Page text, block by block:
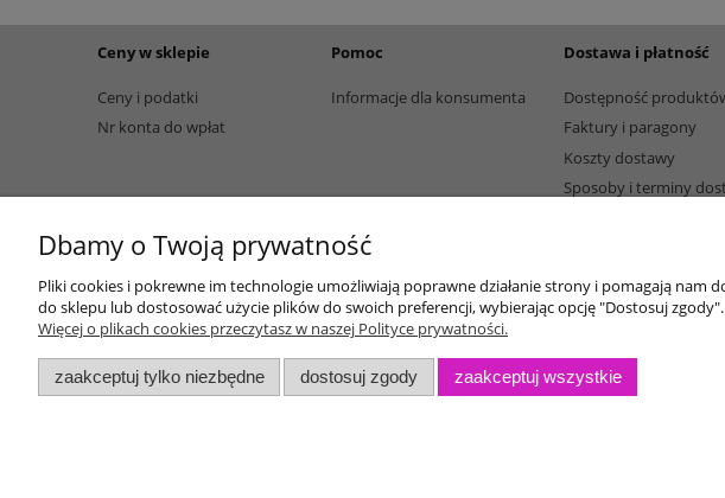
Ceny w sklepie
Ceny i podatki
Nr konta do wpłat
Pomoc
Informacje dla konsumenta
Dostawa i płatność
Dostępność
Faktury i paragony
Koszty dostawy
Sposoby i terminy
Dbamy o Twoją prywatność
Pliki cookies i pokrewne im technologie umożliwiają poprawne działanie strony i pomagają
do sklepu lub dostosować użycie plików do swoich preferencji, wybierając opcję "Dostosuj zgody".
Więcej o plikach cookies przeczytasz w naszej Polityce prywatności.
zaakceptuj tylko niezbędne dostosuj zgody zaakceptuj wszystkie